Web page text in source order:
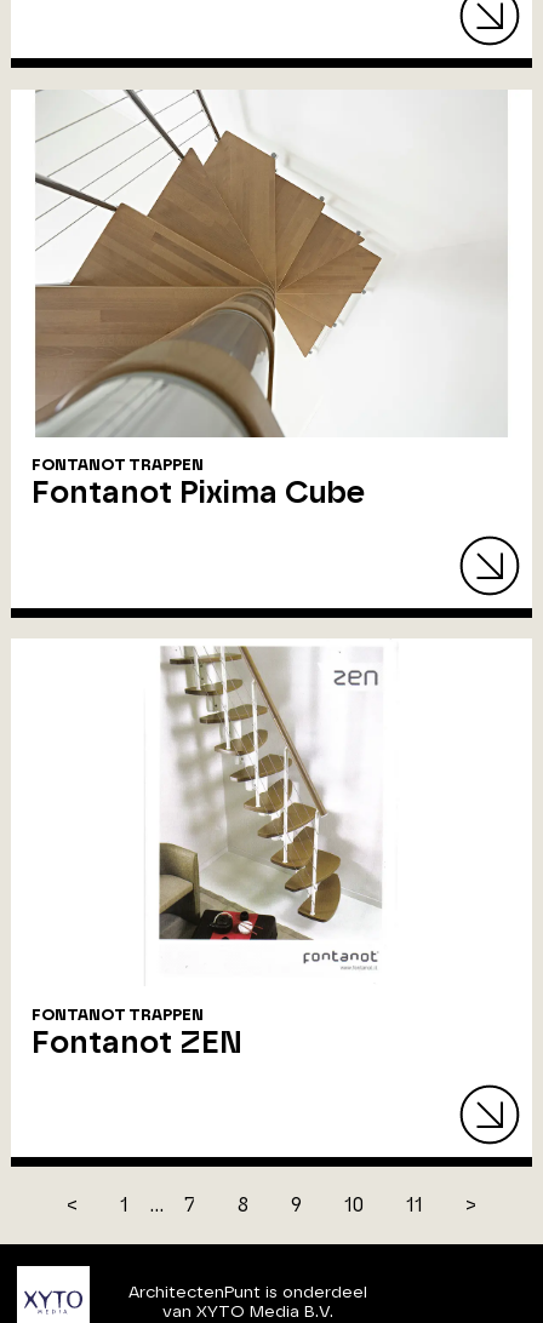
FONTANOT TRAPPEN
Fontanot Pixima Cube
FONTANOT TRAPPEN
Fontanot ZEN
< 1 ... 7 8 9 10 11 >
ArchitectenPunt is onderdeel
van XYTO Media B.V.